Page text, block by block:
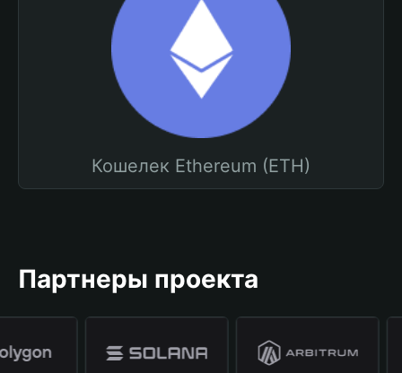
Кошелек Ethereum (ETH)
Партнеры проекта